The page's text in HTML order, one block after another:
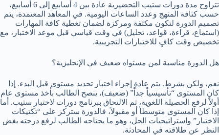
تتراوح مدة دورات ستيب التحضيرية عادة بين 4 أسابيع إلى 6 أسابيع،
حسب كثافة المنهج وعدد الساعات اليومية. في المعاهد المعتمدة، يتم
تصميم الدورة لتكون مكثفة ومركزة لضمان تغطية كافة المهارات
(استماع، قراءة، قواعد، تحليل) في وقت قياسي قبل موعد الاختبار، مع
تخصيص وقت كافٍ للاختبارات التجريبية.
هل الدورة مناسبة لمن مستواه ضعيف في الإنجليزية؟
نعم، ولكن بشرط. يتم عادة إجراء اختبار تحديد مستوى قبل البدء. إذا
كان المستوى “تأسيسياً جداً” (ضعيف)، ينصح الطالب بأخذ مستوى عام
أولاً لرفع الحصيلة اللغوية، ثم الالتحاق ببرنامج دورات لاختبار ستيب. أما
إذا كان المستوى متوسطاً أو مقبولاً، فالدورة ستركز على “تكتيكات
الاختبار” واستراتيجيات الحل، وهو ما يحتاجه الطالب لرفع درجته بغض
النظر عن طلاقته في المحادثة.